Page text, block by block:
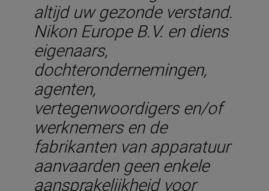
altijd uw gezonde verstand.
Nikon Europe B.V. en diens
eigenaars,
dochterondernemingen,
agenten,
vertegenwoordigers en/of
werknemers en de
fabrikanten van apparatuur
aanvaarden geen enkele
aansprakelijkheid voor